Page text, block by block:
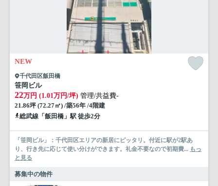
NEW
千代田区飯田橋
笹岡ビル
22万円 (1.01万円/坪) 管理/共益費-
21.86坪 (72.27㎡) /築56年 /4階建
総武線「飯田橋」駅 徒歩2分
「笹岡ビル」：千代田区エリアの新居にピッタリ。付近に駅が2駅あ
り、行き先に応じて使い分けができます。礼金不要なので初期費... もっ
と見る
募集中の物件